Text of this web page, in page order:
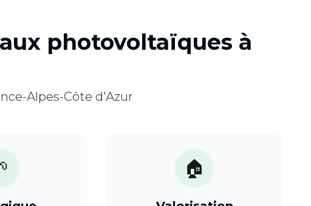
photovoltaïques à
Alpes-Côte d'Azur
🏠